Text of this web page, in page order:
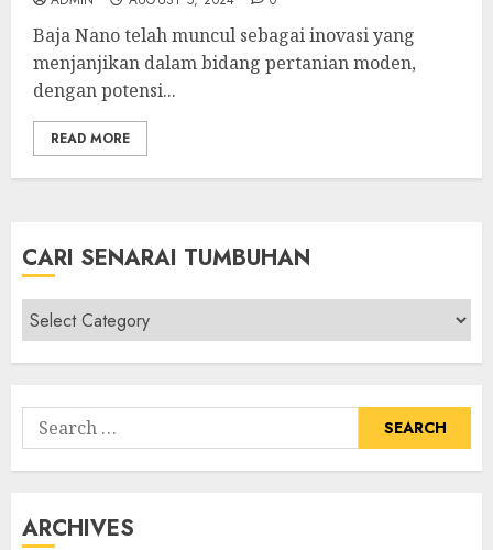
Baja Nano telah muncul sebagai inovasi yang
menjanjikan dalam bidang pertanian moden,
dengan potensi...
READ MORE
CARI SENARAI TUMBUHAN
Cari
Senarai
Tumbuhan
Search
for:
ARCHIVES